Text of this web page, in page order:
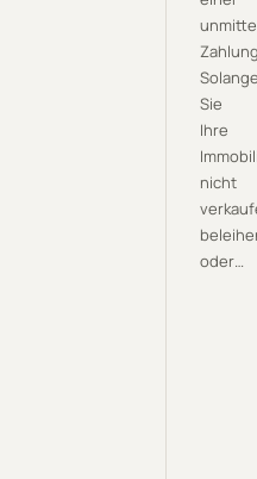
Solange
Sie
Ihre
nicht
oder…